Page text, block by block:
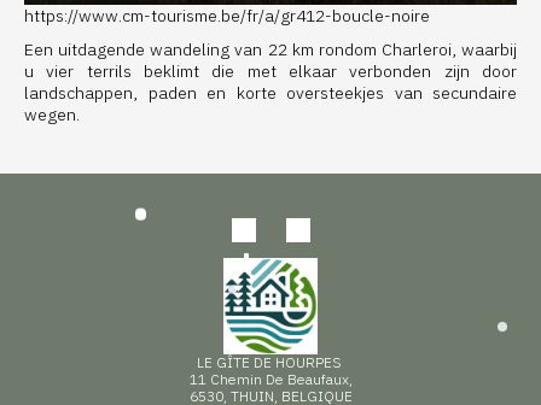
https://www.cm-tourisme.be/fr/a/gr412-boucle-noire
Een uitdagende wandeling van 22 km rondom Charleroi, waarbij
u vier terrils beklimt die met elkaar verbonden zijn door
landschappen, paden en korte oversteekjes van secundaire
wegen.
LE GÎTE DE HOURPES
11 Chemin De Beaufaux,
6530, THUIN, BELGIQUE